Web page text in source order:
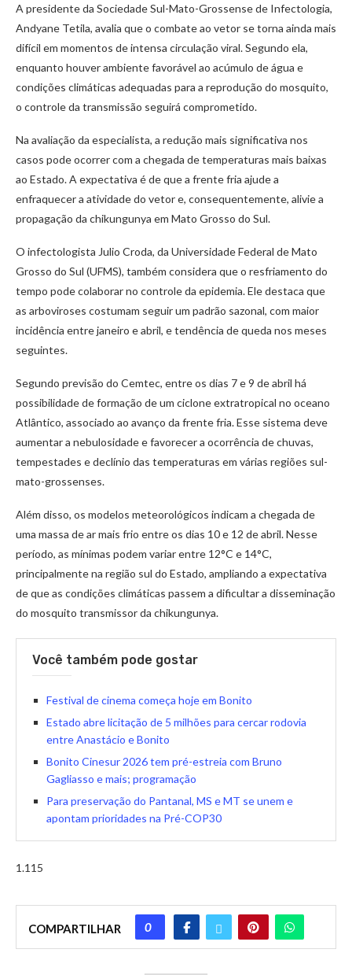
A presidente da Sociedade Sul-Mato-Grossense de Infectologia,
Andyane Tetila, avalia que o combate ao vetor se torna ainda mais
difícil em momentos de intensa circulação viral. Segundo ela,
enquanto houver ambiente favorável ao acúmulo de água e
condições climáticas adequadas para a reprodução do mosquito,
o controle da transmissão seguirá comprometido.
Na avaliação da especialista, a redução mais significativa nos
casos pode ocorrer com a chegada de temperaturas mais baixas
ao Estado. A expectativa é de que a frente fria ajude a
enfraquecer a atividade do vetor e, consequentemente, alivie a
propagação da chikungunya em Mato Grosso do Sul.
O infectologista Julio Croda, da Universidade Federal de Mato
Grosso do Sul (UFMS), também considera que o resfriamento do
tempo pode colaborar no controle da epidemia. Ele destaca que
as arboviroses costumam seguir um padrão sazonal, com maior
incidência entre janeiro e abril, e tendência de queda nos meses
seguintes.
Segundo previsão do Cemtec, entre os dias 7 e 9 de abril há
possibilidade de formação de um ciclone extratropical no oceano
Atlântico, associado ao avanço da frente fria. Esse sistema deve
aumentar a nebulosidade e favorecer a ocorrência de chuvas,
tempestades e declínio das temperaturas em várias regiões sul-
mato-grossenses.
Além disso, os modelos meteorológicos indicam a chegada de
uma massa de ar mais frio entre os dias 10 e 12 de abril. Nesse
período, as mínimas podem variar entre 12°C e 14°C,
principalmente na região sul do Estado, ampliando a expectativa
de que as condições climáticas passem a dificultar a disseminação
do mosquito transmissor da chikungunya.
Você também pode gostar
Festival de cinema começa hoje em Bonito
Estado abre licitação de 5 milhões para cercar rodovia
entre Anastácio e Bonito
Bonito Cinesur 2026 tem pré-estreia com Bruno
Gagliasso e mais; programação
Para preservação do Pantanal, MS e MT se unem e
apontam prioridades na Pré-COP30
1.115
COMPARTILHAR 0